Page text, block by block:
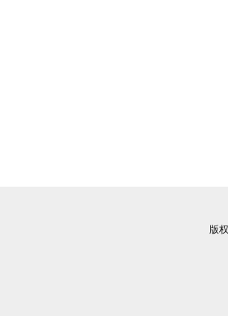
版